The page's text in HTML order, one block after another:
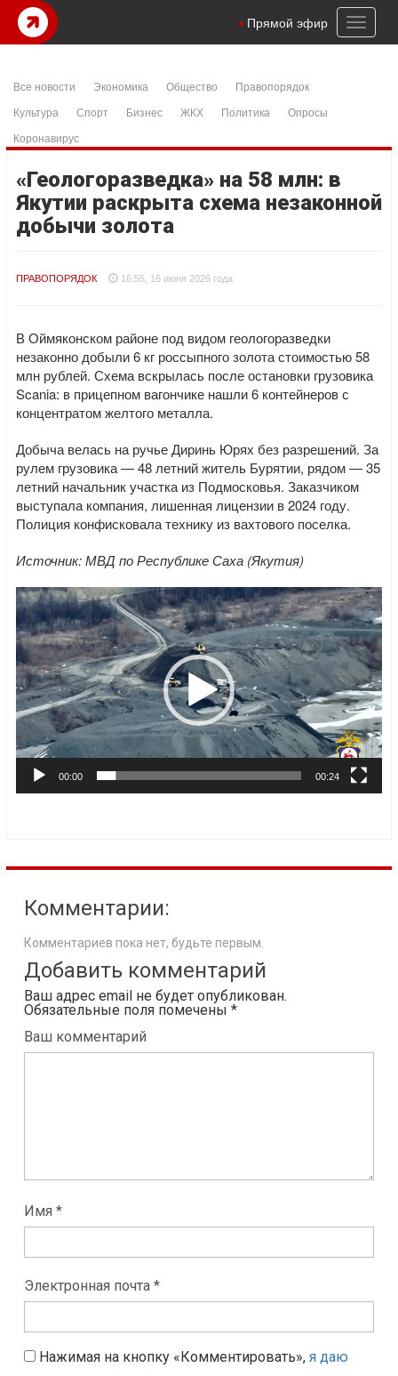
Toggle
Прямой эфир
Все новости Экономика Общество
Правопорядок
Культура
Спорт Бизнес ЖКХ Политика
Опросы
Коронавирус
«Геологоразведка» на 58 млн: в
Якутии раскрыта схема незаконной
добычи золота
ПРАВОПОРЯДОК 16:55, 16 июня 2026 года
В Оймяконском районе под видом геологоразведки
незаконно добыли 6 кг россыпного золота стоимостью 58
млн рублей. Схема вскрылась после остановки грузовика
Scania: в прицепном вагончике нашли 6 контейнеров с
концентратом желтого металла.
Добыча велась на ручье Диринь Юрях без разрешений. За
рулем грузовика — 48 летний житель Бурятии, рядом — 35
летний начальник участка из Подмосковья. Заказчиком
выступала компания, лишенная лицензии в 2024 году.
Полиция конфисковала технику из вахтового поселка.
Источник: МВД по Республике Саха (Якутия)
Видеоплеер
00:00 00:24
Комментарии:
Комментариев пока нет, будьте первым.
Добавить комментарий
Ваш адрес email не будет опубликован.
Обязательные поля помечены *
Ваш комментарий
Имя *
Электронная почта *
Нажимая на кнопку «Комментировать», я даю